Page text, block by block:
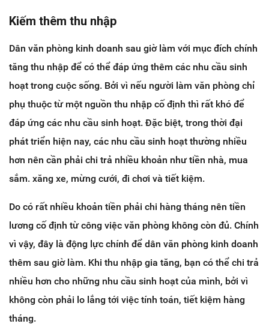
Kiếm thêm thu nhập
Dân văn phòng kinh doanh sau giờ làm với mục đích chính
tăng thu nhập để có thể đáp ứng thêm các nhu cầu sinh
hoạt trong cuộc sống. Bởi vì nếu người làm văn phòng chỉ
phụ thuộc từ một nguồn thu nhập cố định thì rất khó để
đáp ứng các nhu cầu sinh hoạt. Đặc biệt, trong thời đại
phát triển hiện nay, các nhu cầu sinh hoạt thường nhiều
hơn nên cần phải chi trả nhiều khoản như tiền nhà, mua
sắm. xăng xe, mừng cưới, đi chơi và tiết kiệm.
Do có rất nhiều khoản tiền phải chi hàng tháng nên tiền
lương cố định từ công việc văn phòng không còn đủ. Chính
vì vậy, đây là động lực chính để dân văn phòng kinh doanh
thêm sau giờ làm. Khi thu nhập gia tăng, bạn có thể chi trả
nhiều hơn cho những nhu cầu sinh hoạt của mình, bởi vì
không còn phải lo lắng tới việc tính toán, tiết kiệm hàng
tháng.